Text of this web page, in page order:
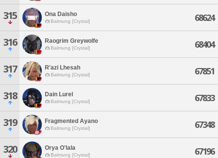
315 Ona Daisho
Balmung [Crystal] 68624
316 Raogrim Greywolfe
Balmung [Crystal] 68404
317 R'azi Lhesah
Balmung [Crystal] 67851
318 Dain Lurel
Balmung [Crystal] 67833
319 Fragmented Ayano
Balmung [Crystal] 67348
320 Orya O'lala
Balmung [Crystal] 67196